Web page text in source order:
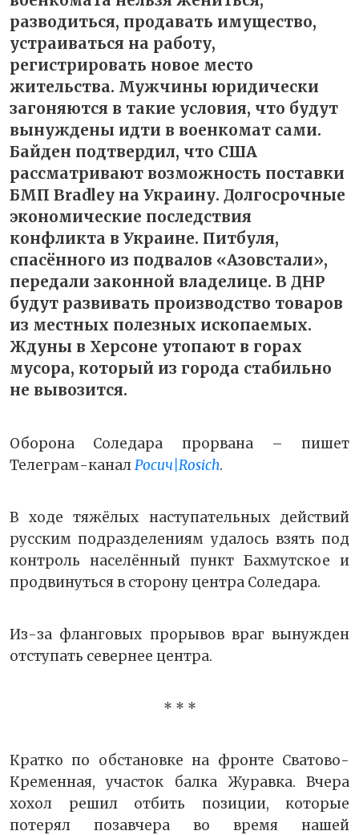
разводиться, продавать имущество,
устраиваться на работу,
регистрировать новое место
жительства. Мужчины юридически
загоняются в такие условия, что будут
вынуждены идти в военкомат сами.
Байден подтвердил, что США
рассматривают возможность поставки
БМП Bradley на Украину. Долгосрочные
экономические последствия
конфликта в Украине. Питбуля,
спасённого из подвалов «Азовстали»,
передали законной владелице. В ДНР
будут развивать производство товаров
из местных полезных ископаемых.
Ждуны в Херсоне утопают в горах
мусора, который из города стабильно
не вывозится.
Оборона Соледара прорвана – пишет
Телеграм-каналРосич|Rosich.
В ходе тяжёлых наступательных действий
русским подразделениям удалось взять под
контроль населённый пункт Бахмутское и
продвинуться в сторону центра Соледара.
Из-за фланговых прорывов враг вынужден
отступать севернее центра.
* * *
Кратко по обстановке на фронте Сватово-
Кременная, участок балка Журавка. Вчера
хохол решил отбить позиции, которые
потерял позавчера во время нашей